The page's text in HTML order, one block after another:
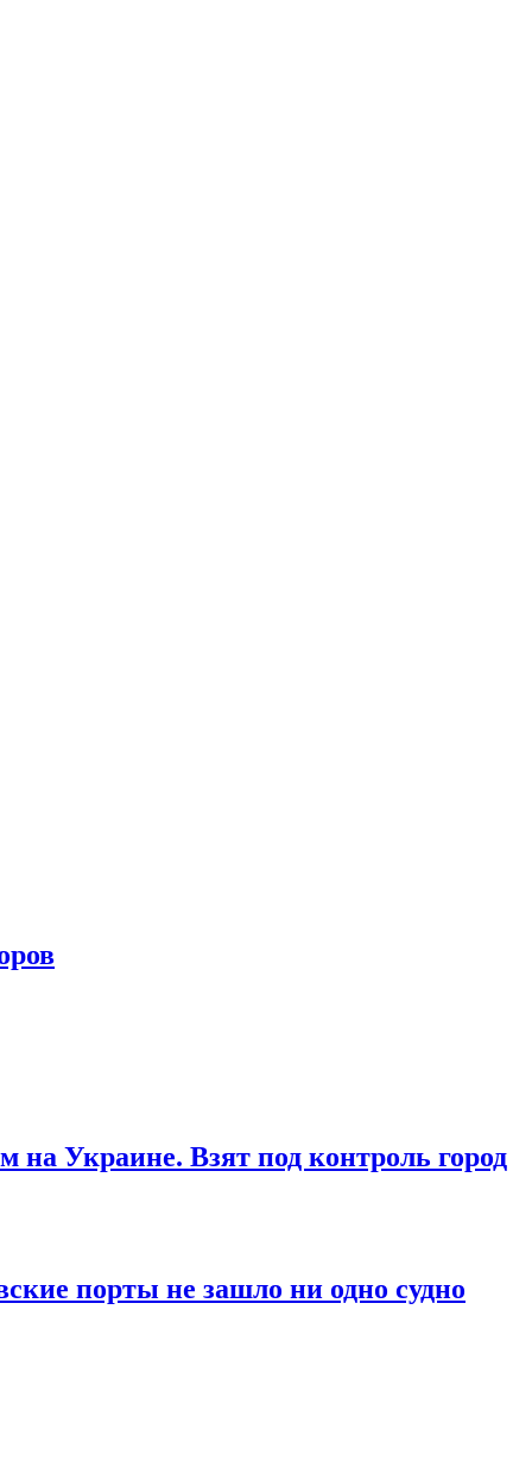
на Украине. Взят под контроль город
порты не зашло ни одно судно